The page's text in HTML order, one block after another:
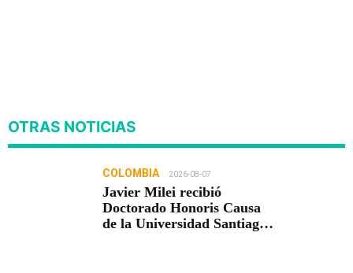
OTRAS NOTICIAS
COLOMBIA 2026-08-07
Javier Milei recibió
Doctorado Honoris Causa
de la Universidad Santiago